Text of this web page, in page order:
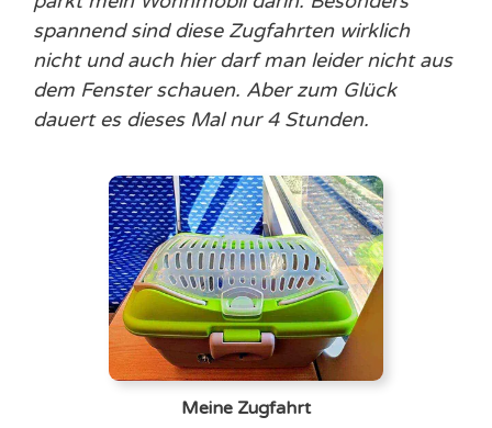
spannend sind diese Zugfahrten wirklich
nicht und auch hier darf man leider nicht aus
dem Fenster schauen. Aber zum Glück
dauert es dieses Mal nur 4 Stunden.
Meine Zugfahrt